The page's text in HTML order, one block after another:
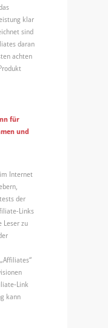
klar
sind
daran
achten
für
und
Internet
der
Links
Leser zu
Link
kann